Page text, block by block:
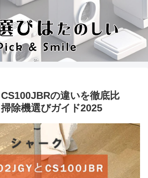
の違いを徹底比
除機選びガイド2025